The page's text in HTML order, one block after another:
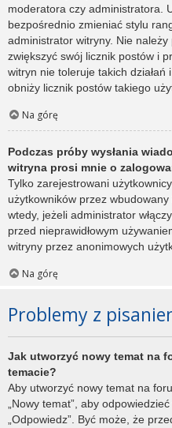
moderatora czy administratora.
bezpośrednio zmieniać stylu
administrator witryny. Nie
zwiększyć swój licznik postów i
witryn nie toleruje takich
obniży licznik postów takiego
Na górę
Podczas próby wysłania
witryna prosi mnie o
Tylko zarejestrowani
użytkowników przez
wtedy, jeżeli administrator
przed nieprawidłowym
witryny przez anonimowych
Na górę
Problemy z
Jak utworzyć nowy temat na
temacie?
Aby utworzyć nowy temat na
„Nowy temat”, aby
„Odpowiedz”. Być może, że